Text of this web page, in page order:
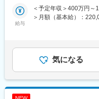
一般住宅から工場、公
り、安定した受注があ
太陽光発電の電気工事
森県から南は鹿児島県
業他社と比較しても初
為、どこにも負けない
飛び込みなどの新規開
に、顧客の資産運用・
・金融機関から紹介を
・「Aシェア」の立地
・資産運用や相続対策
給与
＜予定年収＞400万円～
＞月額（基本給）：
有＜給与補足＞■賞与：
分別途支給《変動給に
ンセンティブ・歩合給
す。・下限想定：年間
200万円程・成果を創出
気になる